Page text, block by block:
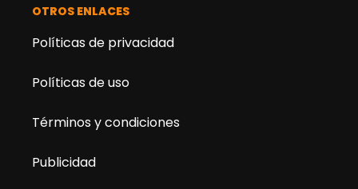
OTROS ENLACES
Políticas de privacidad
Políticas de uso
Términos y condiciones
Publicidad